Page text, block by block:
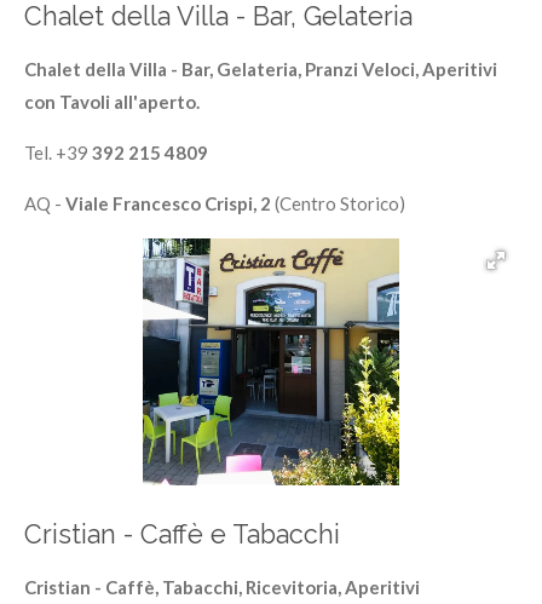
Chalet della Villa - Bar, Gelateria
Chalet della Villa - Bar, Gelateria, Pranzi Veloci, Aperitivi
con Tavoli all'aperto.
Tel. +39 392 215 4809
AQ - Viale Francesco Crispi, 2 (Centro Storico)
Cristian - Caffè e Tabacchi
Cristian - Caffè, Tabacchi, Ricevitoria, Aperitivi